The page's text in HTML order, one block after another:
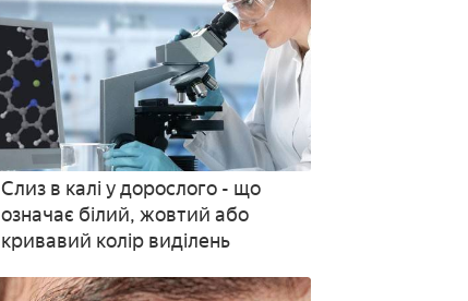
Слиз в калі у дорослого - що
означає білий, жовтий або
кривавий колір виділень